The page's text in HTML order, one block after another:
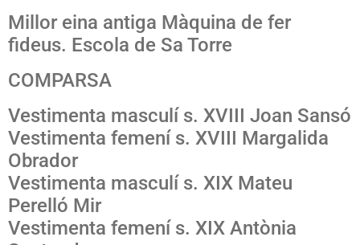
Millor eina antiga Màquina de fer
fideus. Escola de Sa Torre
COMPARSA
Vestimenta masculí s. XVIII Joan Sansó
Vestimenta femení s. XVIII Margalida
Obrador
Vestimenta masculí s. XIX Mateu
Perelló Mir
Vestimenta femení s. XIX Antònia